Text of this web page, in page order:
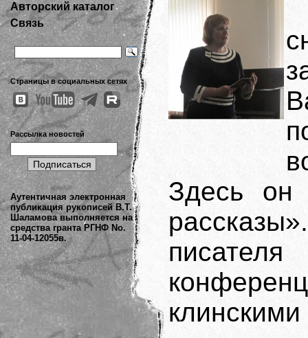
Авторский каталог
Связь
Страницы в социальных сетях
Рассылка новостей
Аутентичная электронная
публикация рукописей В.Т.
Шаламова выполняется на
средства гранта РГНФ No.
11-04-12055в.
Здесь он